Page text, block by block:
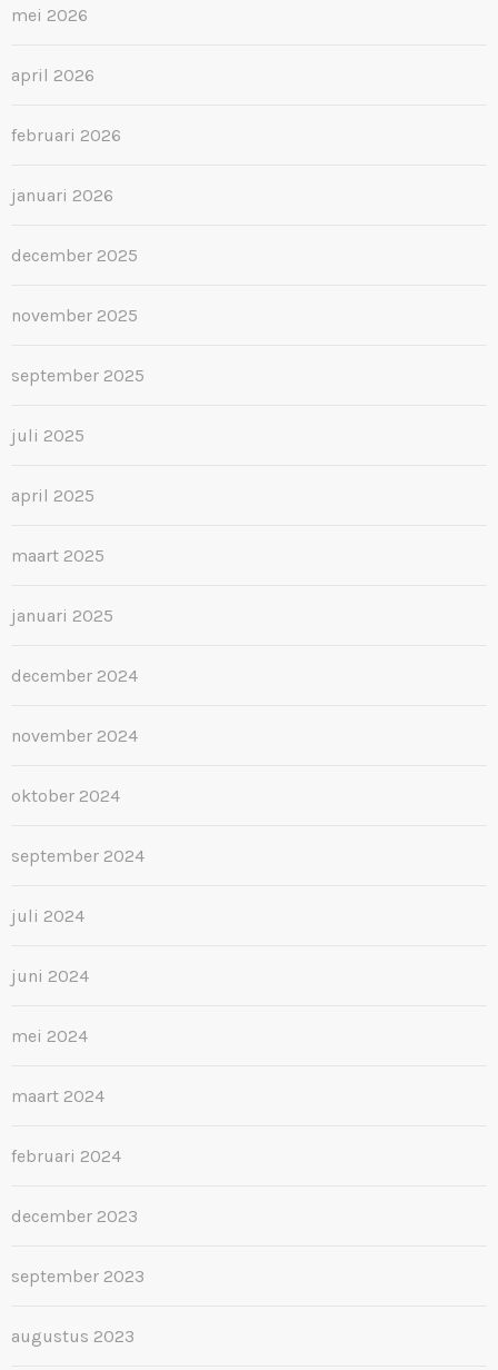
mei 2026
april 2026
februari 2026
januari 2026
december 2025
november 2025
september 2025
juli 2025
april 2025
maart 2025
januari 2025
december 2024
november 2024
oktober 2024
september 2024
juli 2024
juni 2024
mei 2024
maart 2024
februari 2024
december 2023
september 2023
augustus 2023